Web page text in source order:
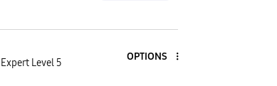
Expert Level 5
OPTIONS